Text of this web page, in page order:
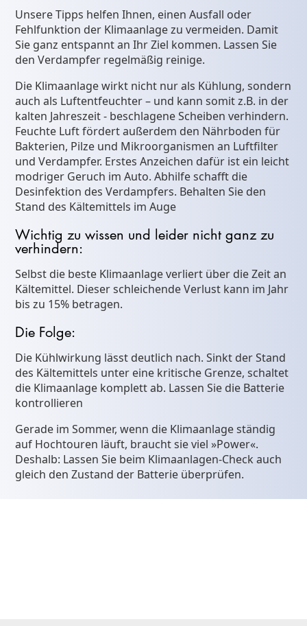
Unsere Tipps helfen Ihnen, einen Ausfall oder
Fehlfunktion der Klimaanlage zu vermeiden. Damit
Sie ganz entspannt an Ihr Ziel kommen. Lassen Sie
den Verdampfer regelmäßig reinige.
Die Klimaanlage wirkt nicht nur als Kühlung, sondern
auch als Luftentfeuchter – und kann somit z.B. in der
kalten Jahreszeit - beschlagene Scheiben verhindern.
Feuchte Luft fördert außerdem den Nährboden für
Bakterien, Pilze und Mikroorganismen an Luftfilter
und Verdampfer. Erstes Anzeichen dafür ist ein leicht
modriger Geruch im Auto. Abhilfe schafft die
Desinfektion des Verdampfers. Behalten Sie den
Stand des Kältemittels im Auge
Wichtig zu wissen und leider nicht ganz zu
verhindern:
Selbst die beste Klimaanlage verliert über die Zeit an
Kältemittel. Dieser schleichende Verlust kann im Jahr
bis zu 15% betragen.
Die Folge:
Die Kühlwirkung lässt deutlich nach. Sinkt der Stand
des Kältemittels unter eine kritische Grenze, schaltet
die Klimaanlage komplett ab. Lassen Sie die Batterie
kontrollieren
Gerade im Sommer, wenn die Klimaanlage ständig
auf Hochtouren läuft, braucht sie viel »Power«.
Deshalb: Lassen Sie beim Klimaanlagen-Check auch
gleich den Zustand der Batterie überprüfen.